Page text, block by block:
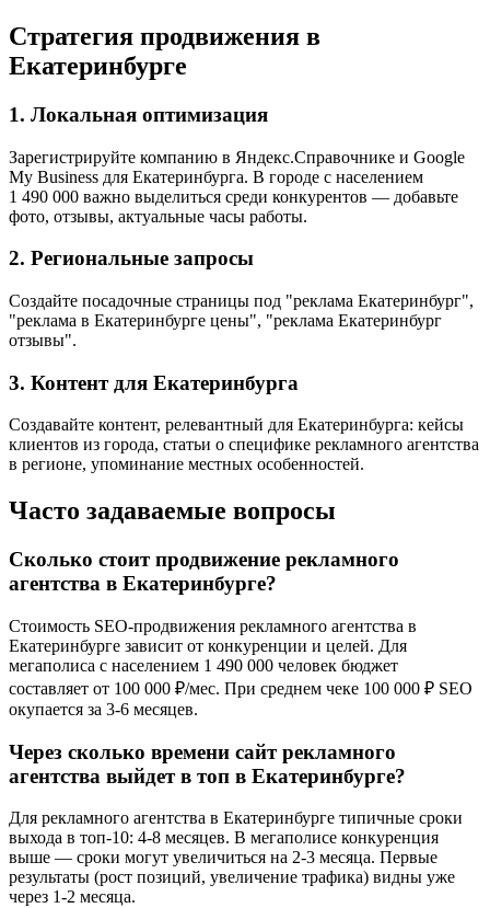
Стратегия продвижения в
Екатеринбурге
1. Локальная оптимизация
Зарегистрируйте компанию в Яндекс.Справочнике и Google
My Business для Екатеринбурга. В городе с населением
1 490 000 важно выделиться среди конкурентов — добавьте
фото, отзывы, актуальные часы работы.
2. Региональные запросы
Создайте посадочные страницы под "реклама Екатеринбург",
"реклама в Екатеринбурге цены", "реклама Екатеринбург
отзывы".
3. Контент для Екатеринбурга
Создавайте контент, релевантный для Екатеринбурга: кейсы
клиентов из города, статьи о специфике рекламного агентства
в регионе, упоминание местных особенностей.
Часто задаваемые вопросы
Сколько стоит продвижение рекламного
агентства в Екатеринбурге?
Стоимость SEO-продвижения рекламного агентства в
Екатеринбурге зависит от конкуренции и целей. Для
мегаполиса с населением 1 490 000 человек бюджет
составляет от 100 000 ₽/мес. При среднем чеке 100 000 ₽ SEO
окупается за 3-6 месяцев.
Через сколько времени сайт рекламного
агентства выйдет в топ в Екатеринбурге?
Для рекламного агентства в Екатеринбурге типичные сроки
выхода в топ-10: 4-8 месяцев. В мегаполисе конкуренция
выше — сроки могут увеличиться на 2-3 месяца. Первые
результаты (рост позиций, увеличение трафика) видны уже
через 1-2 месяца.